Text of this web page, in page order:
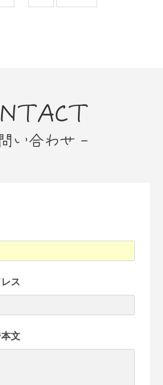
い合わせ -
ス
文